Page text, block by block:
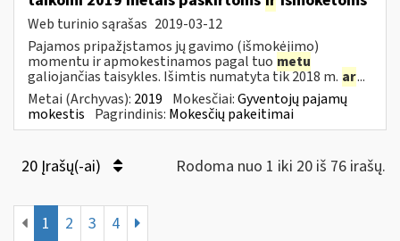
Web turinio sąrašas 2019-03-12
Pajamos pripažįstamos jų gavimo (išmokėjimo)
momentu ir apmokestinamos pagal tuo metu
galiojančias taisykles. Išimtis numatyta tik 2018 m. ar...
Metai (Archyvas): 2019 Mokesčiai:Gyventojų pajamų
mokestis Pagrindinis: Mokesčių pakeitimai
20 Įrašų(-ai) Rodoma nuo 1 iki 20 iš 76 irašų.
1 2 3 4